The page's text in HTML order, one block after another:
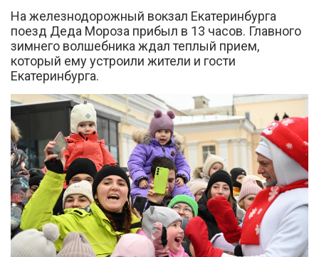
Вконтакте
На железнодорожный вокзал Екатеринбурга
поезд Деда Мороза прибыл в 13 часов. Главного
зимнего волшебника ждал теплый прием,
который ему устроили жители и гости
Екатеринбурга.